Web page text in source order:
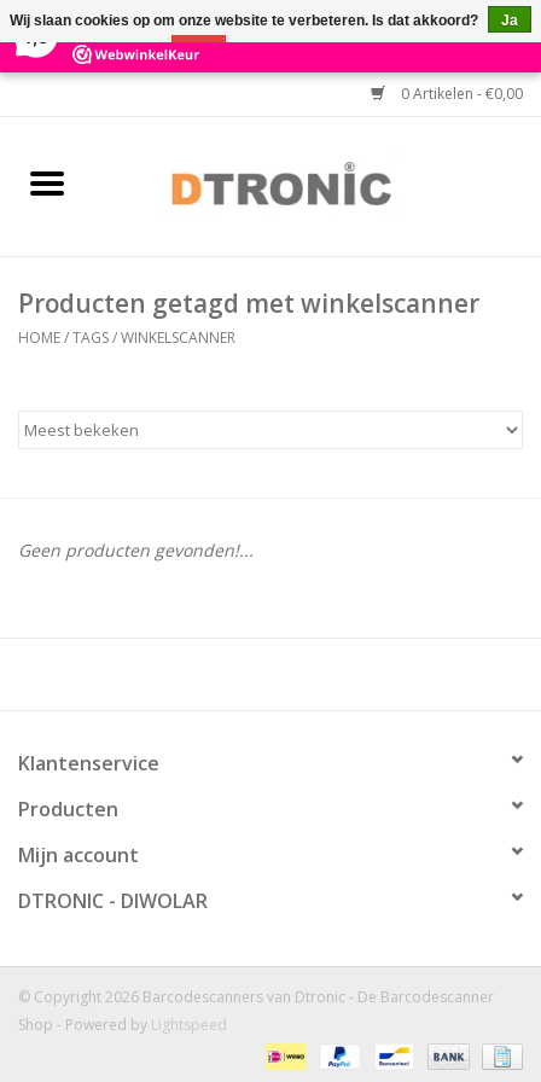
3 Reviews ×
0 Artikelen - €0,00
BARCODESCANNERS
HULP BIJ INSTALLATIE
Producten getagd met winkelscanner
HOME/TAGS/WINKELSCANNER
Geen producten gevonden!...
Klantenservice
Producten
Mijn account
DTRONIC - DIWOLAR
© Copyright 2026 Barcodescanners van Dtronic - De Barcodescanner
Shop - Powered by Lightspeed
Wij slaan cookies op om onze website te verbeteren. Is dat akkoord?
Ja
Nee